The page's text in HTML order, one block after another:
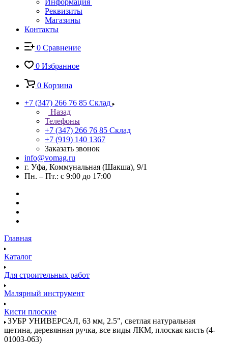
Информация
Реквизиты
Магазины
Контакты
0 Сравнение
0 Избранное
0 Корзина
+7 (347) 266 76 85 Склад
Назад
Телефоны
+7 (347) 266 76 85 Склад
+7 (919) 140 1367
Заказать звонок
info@vomag.ru
г. Уфа, Коммунальная (Шакша), 9/1
Пн. – Пт.: с 9:00 до 17:00
Главная
Каталог
Для строительных работ
Малярный инструмент
Кисти плоские
ЗУБР УНИВЕРСАЛ, 63 мм, 2.5", светлая натуральная
щетина, деревянная ручка, все виды ЛКМ, плоская кисть (4-
01003-063)